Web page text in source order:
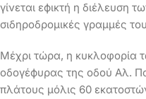
γίνεται εϕικτή η διέλευση
σιδηροδρομικές γραμμές
Μέχρι τώρα, η κυκλοφορία
οδογέϕυρας της οδού Αλ.
πλάτους μόλις 60